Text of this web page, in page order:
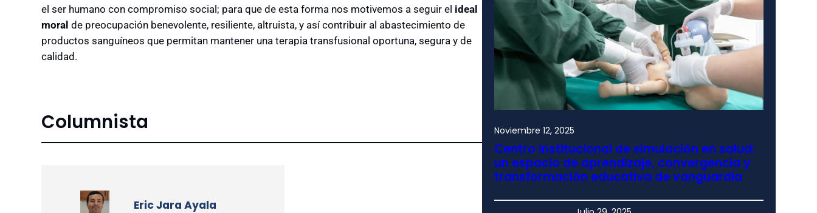
el ser humano con compromiso social; para que de esta forma nos motivemos a seguir el ideal
moral de preocupación benevolente, resiliente, altruista, y así contribuir al abastecimiento de
productos sanguíneos que permitan mantener una terapia transfusional oportuna, segura y de
calidad.
Columnista
Eric Jara Ayala
Noviembre 12, 2025
Centro institucional de simulación en salud:
un espacio de aprendizaje, convergencia y
transformación educativa de vanguardia